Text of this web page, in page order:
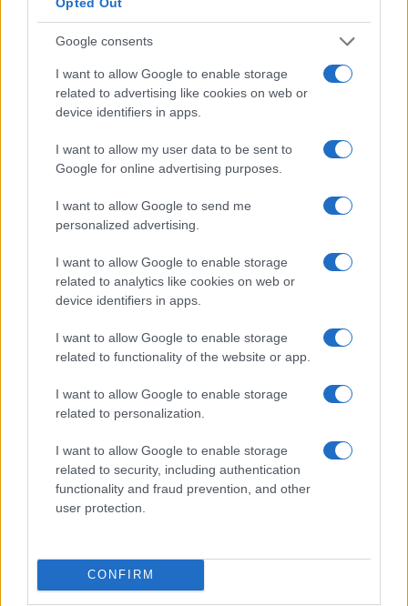
Google consents
I want to allow Google to enable storage
related to advertising like cookies on web or
device identifiers in apps.
I want to allow my user data to be sent to
Google for online advertising purposes.
I want to allow Google to send me
personalized advertising.
I want to allow Google to enable storage
related to analytics like cookies on web or
device identifiers in apps.
I want to allow Google to enable storage
related to functionality of the website or app.
I want to allow Google to enable storage
related to personalization.
I want to allow Google to enable storage
related to security, including authentication
functionality and fraud prevention, and other
user protection.
CONFIRM
Dimitris Papastergiou
Minister of Digital Governance
Alexandra Palli
Deputy Regional Governor for
Entrepreneurship & European
Programming in Attica
Attica Region
Δείτε το OmniCommerce Conference